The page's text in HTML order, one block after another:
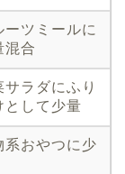
ーツミールに
混合
サラダにふり
として少量
系おやつに少